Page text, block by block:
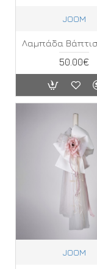
JOOM
50.00€
JOOM